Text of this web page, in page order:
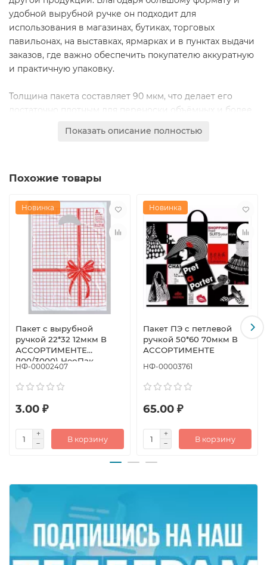
удобной вырубной ручке он подходит для
использования в магазинах, бутиках, торговых
павильонах, на выставках, ярмарках и в пунктах выдачи
заказов, где важно обеспечить покупателю аккуратную
и практичную упаковку.
Толщина пакета составляет 90 мкм, что делает его
достаточно плотным для переноски объёмных и более
фасовочными пакетами. Пакеты поставляются в
привлекательный внешний вид упаковки. В одной
— 1000 штук.
Показать описание полностью
Похожие товары
Новинка
Пакет с вырубной
ручкой 22*32 12мкм В
АССОРТИМЕНТЕ
(100/3000) НеоПак
НФ-00002407
3.00 ₽
В корзину
Новинка
Пакет ПЭ с петлевой
ручкой 50*60 70мкм В
АССОРТИМЕНТЕ
НФ-00003761
65.00 ₽
В корзину